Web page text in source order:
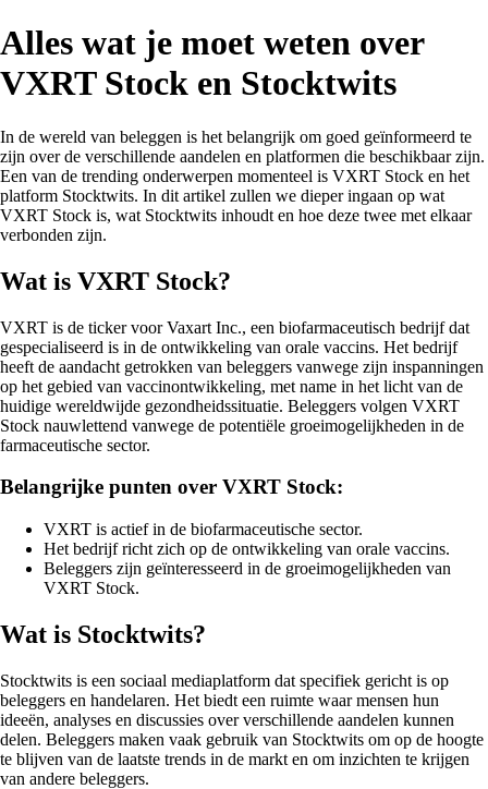
Alles wat je moet weten over
VXRT Stock en Stocktwits
In de wereld van beleggen is het belangrijk om goed geïnformeerd te
zijn over de verschillende aandelen en platformen die beschikbaar zijn.
Een van de trending onderwerpen momenteel is VXRT Stock en het
platform Stocktwits. In dit artikel zullen we dieper ingaan op wat
VXRT Stock is, wat Stocktwits inhoudt en hoe deze twee met elkaar
verbonden zijn.
Wat is VXRT Stock?
VXRT is de ticker voor Vaxart Inc., een biofarmaceutisch bedrijf dat
gespecialiseerd is in de ontwikkeling van orale vaccins. Het bedrijf
heeft de aandacht getrokken van beleggers vanwege zijn inspanningen
op het gebied van vaccinontwikkeling, met name in het licht van de
huidige wereldwijde gezondheidssituatie. Beleggers volgen VXRT
Stock nauwlettend vanwege de potentiële groeimogelijkheden in de
farmaceutische sector.
Belangrijke punten over VXRT Stock:
VXRT is actief in de biofarmaceutische sector.
Het bedrijf richt zich op de ontwikkeling van orale vaccins.
Beleggers zijn geïnteresseerd in de groeimogelijkheden van
VXRT Stock.
Wat is Stocktwits?
Stocktwits is een sociaal mediaplatform dat specifiek gericht is op
beleggers en handelaren. Het biedt een ruimte waar mensen hun
ideeën, analyses en discussies over verschillende aandelen kunnen
delen. Beleggers maken vaak gebruik van Stocktwits om op de hoogte
te blijven van de laatste trends in de markt en om inzichten te krijgen
van andere beleggers.